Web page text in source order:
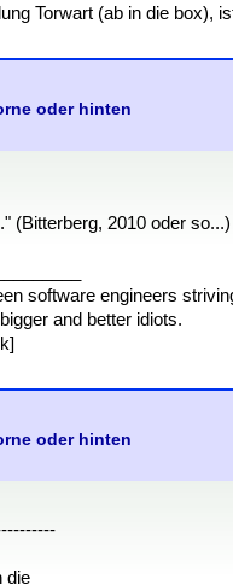
Torwart (ab in die box),
oder hinten
(Bitterberg, 2010 oder so...)
software engineers
and better idiots.
oder hinten
die